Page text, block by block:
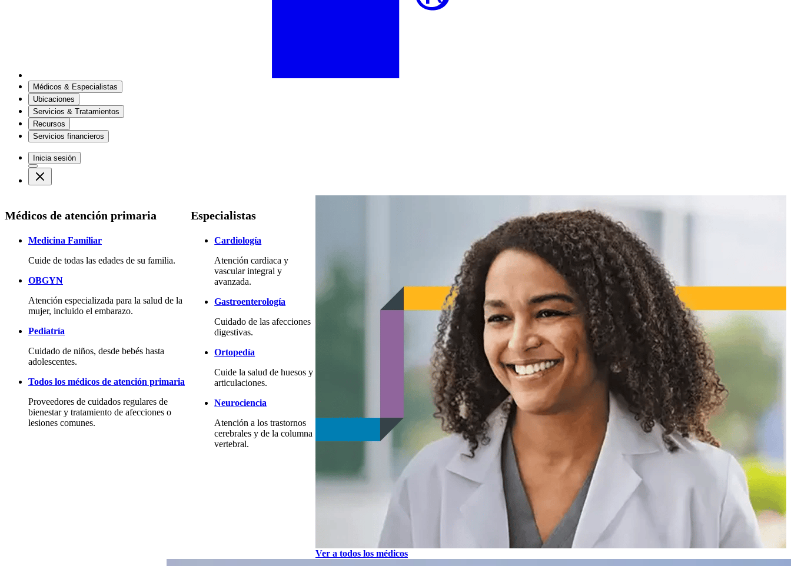
Médicos & Especialistas
Ubicaciones
Servicios & Tratamientos
Recursos
Servicios financieros
Inicia sesión
Médicos de atención primaria
Medicina Familiar
Cuide de todas las edades de su familia.
OBGYN
Atención especializada para la salud de la
mujer, incluido el embarazo.
Pediatría
Cuidado de niños, desde bebés hasta
adolescentes.
Todos los médicos de atención primaria
Proveedores de cuidados regulares de
bienestar y tratamiento de afecciones o
lesiones comunes.
Especialistas
Cardiología
Atención cardiaca y
vascular integral y
avanzada.
Gastroenterología
Cuidado de las afecciones
digestivas.
Ortopedía
Cuide la salud de huesos y
articulaciones.
Neurociencia
Atención a los trastornos
cerebrales y de la columna
vertebral.
Ver a todos los médicos